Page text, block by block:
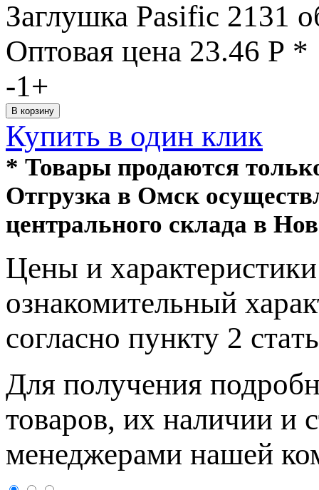
Заглушка Pasific 2131
Оптовая цена 23.46 Р *
-1+
Купить в один клик
* Товары продаются
Отгрузка в Омск
центрального склада в
Цeны и
ознакомительный
согласно пункту 2
Для пoлучения
товaров, их нaличии и
менеджерами нашей